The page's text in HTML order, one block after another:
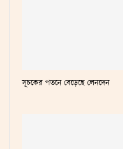
সূচকের পতনে বেড়েছে লেনদেন